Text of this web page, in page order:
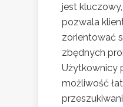
jest
pozwala
zorientować
zbędnych
Użytkownicy
możliwość